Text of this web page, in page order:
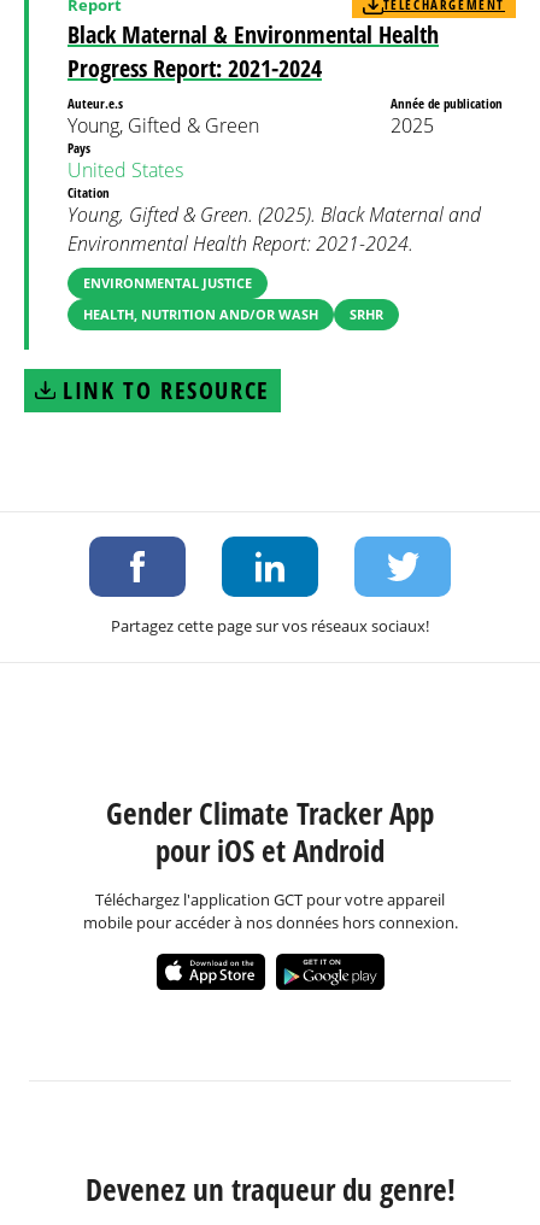
Black Maternal & Environmental Health
Progress Report: 2021-2024
TÉLÉCHARGEMENT
Auteur.e.s
Young, Gifted & Green
Année de publication
2025
Pays
United States
Citation
Young, Gifted & Green. (2025). Black Maternal and
Environmental Health Report: 2021-2024.
ENVIRONMENTAL JUSTICE
HEALTH, NUTRITION AND/OR WASH
SRHR
LINK TO RESOURCE
Partagez cette page sur vos réseaux sociaux!
Gender Climate Tracker App
pour iOS et Android
Téléchargez l'application GCT pour votre appareil
mobile pour accéder à nos données hors connexion.
Devenez un traqueur du genre!